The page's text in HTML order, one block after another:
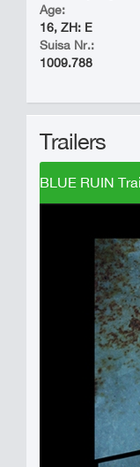
Age:
16, ZH: E
Suisa Nr.:
1009.788
Trailers
BLUE RUIN